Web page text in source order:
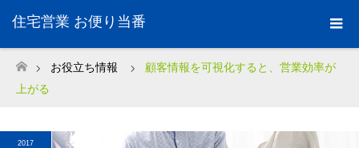
住宅営業 お便り当番
ホーム
お役立ち情報
顧客情報を可視化すると、営業効率が
上がる
2017